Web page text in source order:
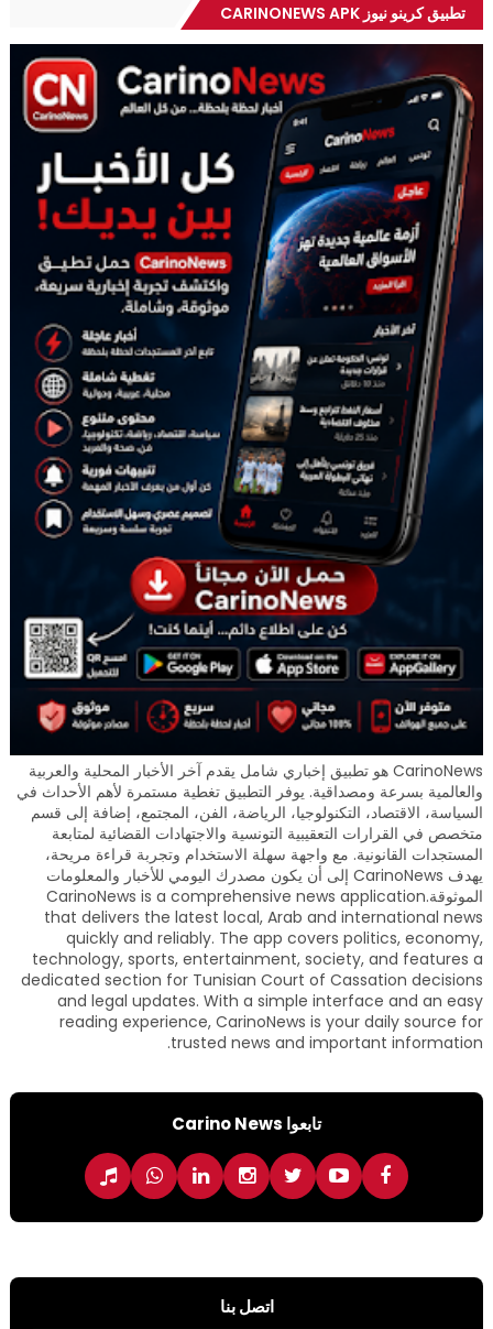
تطبيق كرينو نيوز CARINONEWS APK
CarinoNews هو تطبيق إخباري شامل يقدم آخر الأخبار المحلية والعربية
والعالمية بسرعة ومصداقية. يوفر التطبيق تغطية مستمرة لأهم الأحداث في
السياسة، الاقتصاد، التكنولوجيا، الرياضة، الفن، المجتمع، إضافة إلى قسم
متخصص في القرارات التعقيبية التونسية والاجتهادات القضائية لمتابعة
المستجدات القانونية. مع واجهة سهلة الاستخدام وتجربة قراءة مريحة،
يهدف CarinoNews إلى أن يكون مصدرك اليومي للأخبار والمعلومات
الموثوقة.CarinoNews is a comprehensive news application
that delivers the latest local, Arab and international news
quickly and reliably. The app covers politics, economy,
technology, sports, entertainment, society, and features a
dedicated section for Tunisian Court of Cassation decisions
and legal updates. With a simple interface and an easy
reading experience, CarinoNews is your daily source for
trusted news and important information.
تابعوا Carino News
اتصل بنا